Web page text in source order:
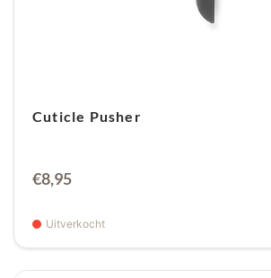
Cuticle Pusher
€8,95
Uitverkocht